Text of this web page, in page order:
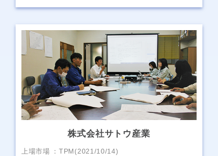
株式会社サトウ産業
上場市場
TPM(2021/10/14)